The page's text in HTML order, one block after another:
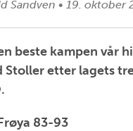
Sandven • 19. oktober
beste kampen vår
Stoller etter lagets
83-93